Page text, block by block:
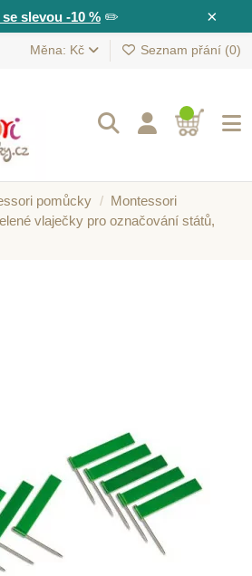
×
slevou -10 %✏️
Měna: Kč Seznam přání (0)
pomůcky
Montessori
vlaječky pro označování států,